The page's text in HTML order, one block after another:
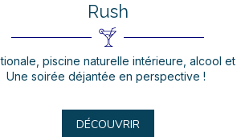
Rush
piscine naturelle intérieure, alcool
Une soirée déjantée en perspective !
DÉCOUVRIR